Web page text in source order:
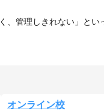
、管理しきれない」とい
オンライン校